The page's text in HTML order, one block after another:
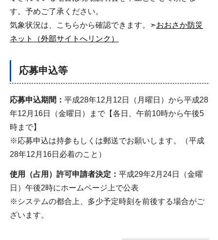
す。予めご了承ください。
気象状況は、こちらから確認できます。➣おおさか防災
ネット（外部サイトへリンク）
応募申込等
応募申込期間： 平成28年12月12日（月曜日）から平成28
年12月16日（金曜日）まで【各日、午前10時から午後5
時まで】
※応募申込は持参もしくは郵送でお願いします。（平成
28年12月16日必着のこと）
使用（占用）許可申請者決定： 平成29年2月24日（金曜
日）午後2時にホームページ上で公表
※システムの都合上、多少予定時刻を前後する場合がご
ざいます。